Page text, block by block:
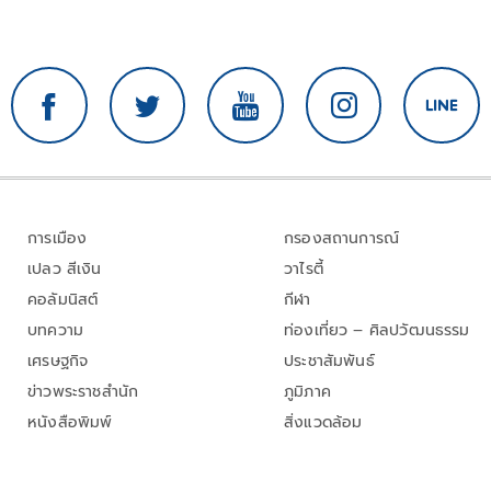
การเมือง
เปลว สีเงิน
คอลัมนิสต์
บทความ
เศรษฐกิจ
ข่าวพระราชสำนัก
หนังสือพิมพ์
กรองสถานการณ์
วาไรตี้
กีฬา
ท่องเที่ยว – ศิลปวัฒนธรรม
ประชาสัมพันธ์
ภูมิภาค
สิ่งแวดล้อม